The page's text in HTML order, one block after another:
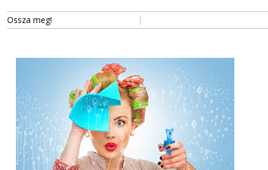
Ossza meg!